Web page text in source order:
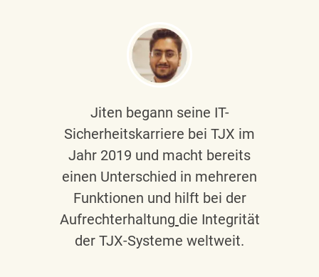
Jiten begann seine IT-
Sicherheitskarriere bei TJX im
Jahr 2019 und macht bereits
einen Unterschied in mehreren
Funktionen und hilft bei der
Aufrechterhaltung die Integrität
der TJX-Systeme weltweit.